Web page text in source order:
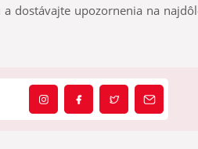
dostávajte upozornenia na